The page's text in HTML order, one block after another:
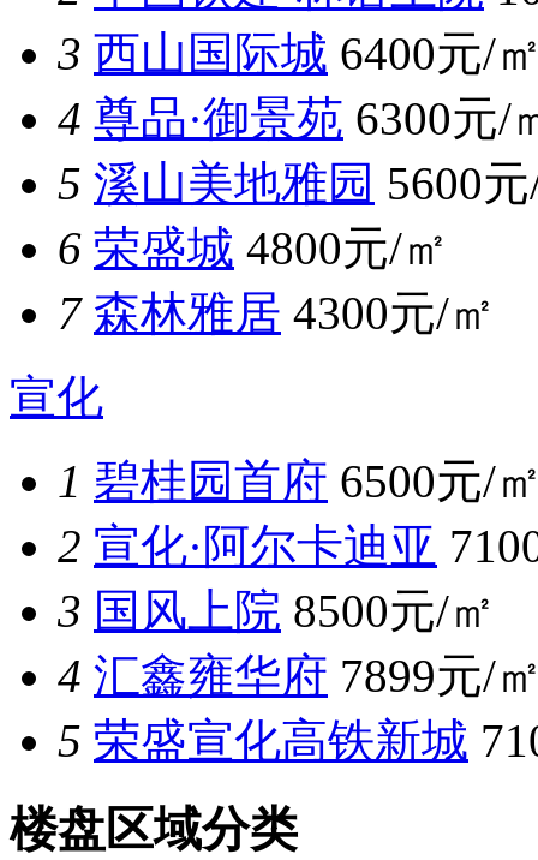
3 西山国际城 6400元/
4 尊品·御景苑 6300元/
5 溪山美地雅园 5600
6 荣盛城 4800元/㎡
7 森林雅居 4300元/㎡
宣化
1 碧桂园首府 6500元/
2 宣化·阿尔卡迪亚
3 国风上院 8500元/㎡
4 汇鑫雍华府 7899元/
5 荣盛宣化高铁新城
楼盘区域分类